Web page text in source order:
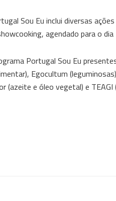
Sou Eu inclui diversas
agendado para o
Portugal Sou Eu
Egocultum
(azeite e óleo vegetal) e